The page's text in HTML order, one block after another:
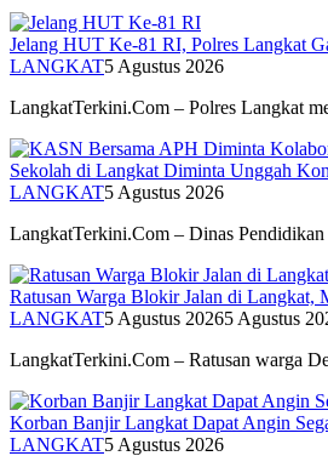
Jelang HUT Ke-81 RI, Polres Langkat
LANGKAT5 Agustus 2026
LangkatTerkini.Com – Polres Langkat
Sekolah di Langkat Diminta Unggah
LANGKAT5 Agustus 2026
LangkatTerkini.Com – Dinas
Ratusan Warga Blokir Jalan di Langkat,
LANGKAT5 Agustus 20265 Agustus
LangkatTerkini.Com – Ratusan warga
Korban Banjir Langkat Dapat Angin
LANGKAT5 Agustus 2026